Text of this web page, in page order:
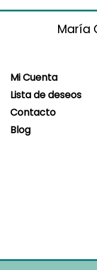
María
Mi Cuenta
Lista de deseos
Contacto
Blog